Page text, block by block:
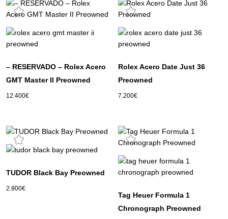
– RESERVADO – Rolex Acero
GMT Master II Preowned
12.400€
Rolex Acero Date Just 36
Preowned
7.200€
TUDOR Black Bay Preowned
2.900€
Tag Heuer Formula 1
Chronograph Preowned